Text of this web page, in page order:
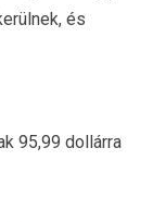
és
95,99 dollárra